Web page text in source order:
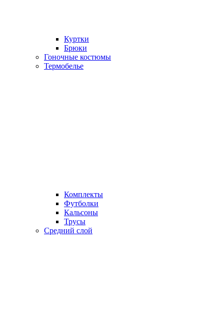
Куртки
Брюки
Гоночные костюмы
Термобелье
Комплекты
Футболки
Кальсоны
Трусы
Средний слой